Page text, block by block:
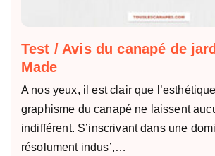
Test / Avis du canapé de
Made
A nos yeux, il est clair que
graphisme du canapé ne laissent
indifférent. S’inscrivant dans une
résolument indus’,…